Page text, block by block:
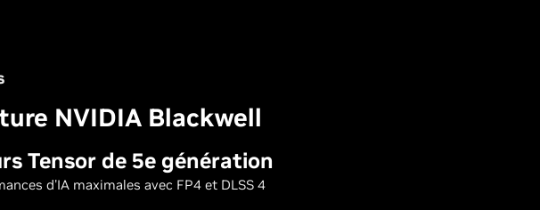
NVIDIA Blackwell
Tensor de 5e génération
d'IA maximales avec FP4 et DLSS 4